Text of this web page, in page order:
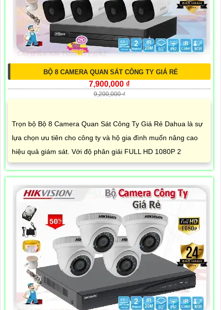
BỘ 8 CAMERA QUAN SÁT CÔNG TY GIÁ RẺ
7,900,000 ₫
9,200,000 ₫
Trọn bộ Bộ 8 Camera Quan Sát Công Ty Giá Rẻ Dahua là sự
lựa chọn ưu tiên cho công ty và hộ gia đình muốn nâng cao
hiệu quả giám sát. Với độ phân giải FULL HD 1080P 2